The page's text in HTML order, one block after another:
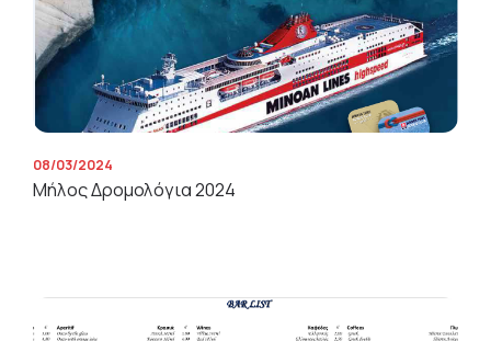
08/03/2024
Μήλος Δρομολόγια 2024